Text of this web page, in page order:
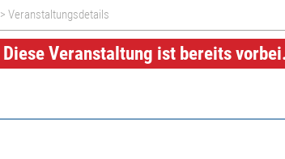
> Veranstaltungsdetails
Diese Veranstaltung ist bereits vorbei.